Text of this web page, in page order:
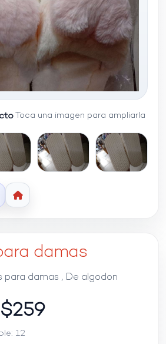
Toca una imagen para ampliarla
damas
para damas , De algodon
259
12